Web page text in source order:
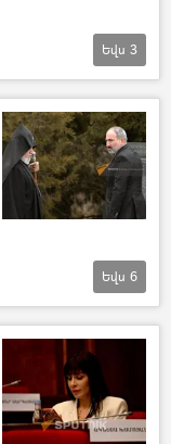
Եվս 3
Եվս 6